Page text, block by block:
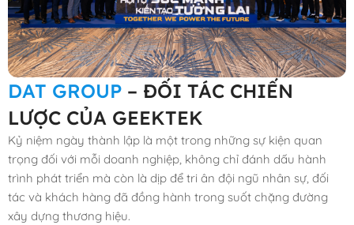
DAT GROUP – ĐỐI TÁC CHIẾN
LƯỢC CỦA GEEKTEK
Kỷ niệm ngày thành lập là một trong những sự kiện quan
trọng đối với mỗi doanh nghiệp, không chỉ đánh dấu hành
trình phát triển mà còn là dịp để tri ân đội ngũ nhân sự, đối
tác và khách hàng đã đồng hành trong suốt chặng đường
xây dựng thương hiệu.